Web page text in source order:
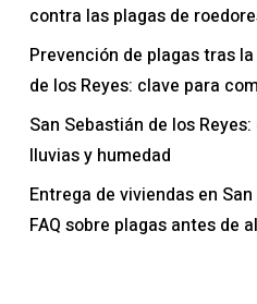
contra las plagas de
Prevención de plagas tras
de los Reyes: clave para
San Sebastián de los
lluvias y humedad
Entrega de viviendas en
FAQ sobre plagas antes de